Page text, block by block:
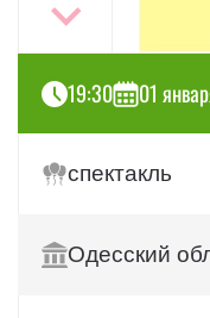
19:30 01
спектакль
Одесский